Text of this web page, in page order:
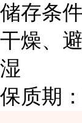
储存条
干燥、
湿
保质期